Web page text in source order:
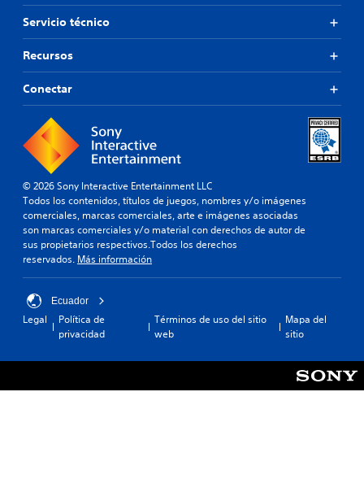
Servicio técnico
Recursos
Conectar
© 2026 Sony Interactive Entertainment LLC
Todos los contenidos, títulos de juegos, nombres y/o imágenes
comerciales, marcas comerciales, arte e imágenes asociadas
son marcas comerciales y/o material con derechos de autor de
sus propietarios respectivos.Todos los derechos
reservados. Más información
Ecuador
Legal
Política de
privacidad
Términos de uso del sitio
web
Mapa del
sitio